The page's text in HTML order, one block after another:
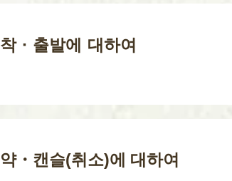
・출발에 대하여
・캔슬(취소)에 대하여